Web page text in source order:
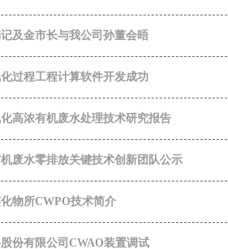
及金市长与我公司孙董会晤
过程工程计算软件开发成功
高浓有机废水处理技术研究报告
废水零排放关键技术创新团队公示
物所CWPO技术简介
份有限公司CWAO装置调试